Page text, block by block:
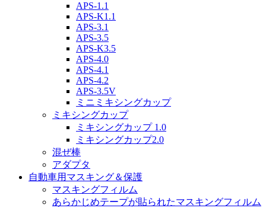
APS-1.1
APS-K1.1
APS-3.1
APS-3.5
APS-K3.5
APS-4.0
APS-4.1
APS-4.2
APS-3.5V
ミニミキシングカップ
ミキシングカップ
ミキシングカップ 1.0
ミキシングカップ2.0
混ぜ棒
アダプタ
自動車用マスキング＆保護
マスキングフィルム
あらかじめテープが貼られたマスキングフィルム